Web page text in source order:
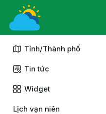
Chuyển
nội
Tỉnh/Thành phố
Tin tức
Widget
Lịch vạn niên